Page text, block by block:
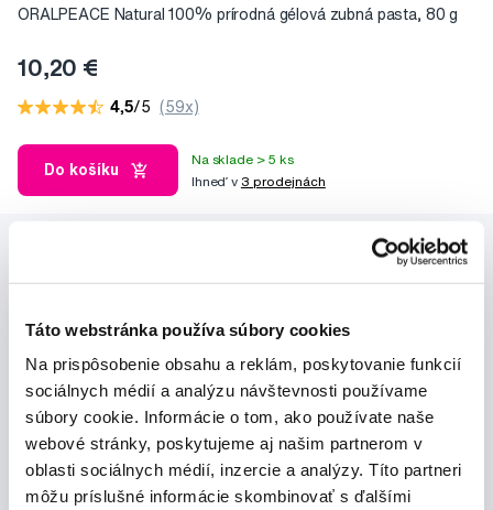
Táto webstránka používa súbory cookies
Na prispôsobenie obsahu a reklám, poskytovanie funkcií
sociálnych médií a analýzu návštevnosti používame
súbory cookie. Informácie o tom, ako používate naše
webové stránky, poskytujeme aj našim partnerom v
oblasti sociálnych médií, inzercie a analýzy. Títo partneri
môžu príslušné informácie skombinovať s ďalšími
ORALPEACE Natural 100% prírodná gélová zubná pasta, 80 g
10,20 €
4,5/5 (59x)
Do košíku
Na sklade > 5 ks
Ihneď v 3 prodejnách
Novinky a nabídky
Odebírat